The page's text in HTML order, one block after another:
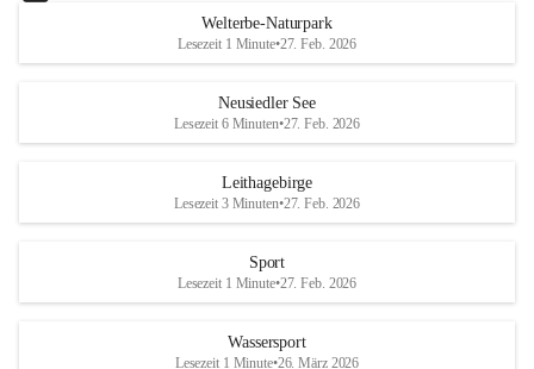
d
S
unzulässige Weingärten zu roden! Bitte
helfen wir zusammen um unsere Winzer
vor den prognostizierten Ernteausfällen
und den daraus folgenden wirtschaftlichen
Maßnahmen zur Bekämpfung
Rebe und der Amerikanischen
Anhang VBl. EU Nr. 18
e
d
r
S
Welterbe-Naturpark
Lesezeit 1 Minute•27. Feb. 2026
Neusiedler See
Lesezeit 6 Minuten•27. Feb. 2026
Leithagebirge
Lesezeit 3 Minuten•27. Feb. 2026
Sport
Lesezeit 1 Minute•27. Feb. 2026
Wassersport
Lesezeit 1 Minute•26. März 2026